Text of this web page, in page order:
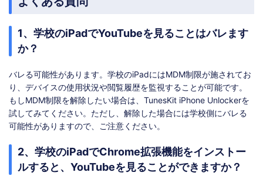
1、学校のiPadでYouTubeを見ることはバレます
か？
バレる可能性があります。学校のiPadにはMDM制限が施されてお
り、デバイスの使用状況や閲覧履歴を監視することが可能です。
もしMDM制限を解除したい場合は、TunesKit iPhone Unlockerを
試してみてください。ただし、解除した場合には学校側にバレる
可能性がありますので、ご注意ください。
2、学校のiPadでChrome拡張機能をインストー
ルすると、YouTubeを見ることができますか？